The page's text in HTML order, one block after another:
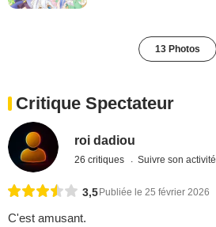
13 Photos
Critique Spectateur
roi dadiou
26 critiques Suivre son activité
3,5 Publiée le 25 février 2026
C'est amusant.